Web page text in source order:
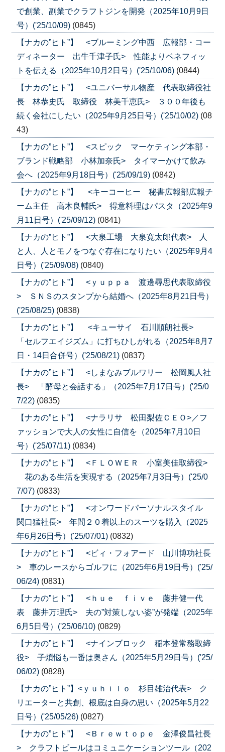
で創業、副業でクラフトジンを開発（2025年10月9日
号）('25/10/09) (0845)
【ナカの”ヒト”】 <ブルーミング中西 広報部・コー
ディネーター 出牛千津子氏> 性能よりベネフィッ
トを伝える（2025年10月2日号）('25/10/06) (0844)
【ナカの”ヒト”】 <ユニバーサル物産 代表取締役社
長 林恭史氏 取締役 林美千恵氏> ３００年後も
続く会社にしたい（2025年9月25日号）('25/10/02) (08
43)
【ナカの”ヒト”】 <スピック マーケティング本部・
ブランド戦略部 小林加奈氏> タイマーかけて飲み
会へ（2025年9月18日号）('25/09/19) (0842)
【ナカの”ヒト”】 <キーコーヒー 秘書広報部広報チ
ーム主任 高木良輔氏> 得意料理はパスタ（2025年9
月11日号）('25/09/12) (0841)
【ナカの”ヒト”】 <大泉工場 大泉寛太郎代表> 人
と人、人とモノをつなぐ存在になりたい（2025年9月4
日号）('25/09/08) (0840)
【ナカの”ヒト”】 <ｙｕｐｐａ 渡邊尋思代表取締役
> ＳＮＳのスタンプから結婚へ（2025年8月21日号）
('25/08/25) (0838)
【ナカの”ヒト”】 <キューサイ 石川順朗社長>
「セルフエイジズム」に打ちひしがれる（2025年8月7
日・14日合併号）('25/08/21) (0837)
【ナカの”ヒト”】 <しまなみブルワリー 松岡風人社
長> 「酵母と会話する」（2025年7月17日号）('25/0
7/22) (0835)
【ナカの”ヒト”】 <ナラリサ 松田梨佐ＣＥＯ>／フ
ァッションで大人の女性に自信を（2025年7月10日
号）('25/07/11) (0834)
【ナカの”ヒト”】 <ＦＬＯＷＥＲ 小室美佳取締役>
花のある生活を実現する（2025年7月3日号）('25/0
7/07) (0833)
【ナカの”ヒト”】 <オンワードパーソナルスタイル
関口猛社長> 年間２０着以上のスーツを購入（2025
年6月26日号）('25/07/01) (0832)
【ナカの”ヒト”】 <ビィ・フォアード 山川博功社長
> 車のレースからゴルフに（2025年6月19日号）('25/
06/24) (0831)
【ナカの”ヒト”】 <ｈｕｅ ｆｉｖｅ 藤井健一代
表 藤井万理氏> 夫の”対策しない姿”が発端（2025年
6月5日号）('25/06/10) (0829)
【ナカの”ヒト”】 <ナインブロック 稲本登常務取締
役> 子煩悩も一番は奥さん（2025年5月29日号）('25/
06/02) (0828)
【ナカの”ヒト”】<ｙｕｈｉｌｏ 杉目雄治代表> ク
リエーターと共創、根底は自身の思い（2025年5月22
日号）('25/05/26) (0827)
【ナカの”ヒト”】 <Ｂｒｅｗｔｏｐｅ 金澤俊昌社長
> クラフトビールはコミュニケーションツール（202